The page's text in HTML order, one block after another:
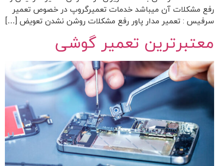
رفع مشکلات آن میباشد خدمات تعمیرگروپ در خصوص تعمیر
سرفیس : تعمیر مدار پاور رفع مشکلات روشن نشدن تعویض […]
معتبرترین تعمیر گوشی